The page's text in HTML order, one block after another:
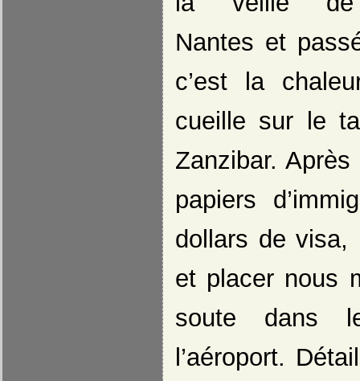
Nantes et
c’est la
cueille sur le
Zanzibar.
papiers
dollars de visa,
et placer nous
soute dans
l’aéroport.